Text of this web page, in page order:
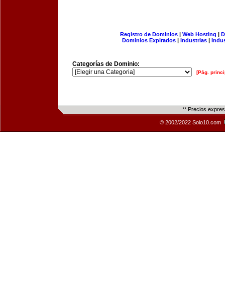
Registro de Dominios| Web Hosting |
Dominios Expirados | Industrias |
Categorías de Dominio:
[Pág.
** Precios
© 2002/2022 Solo10.com